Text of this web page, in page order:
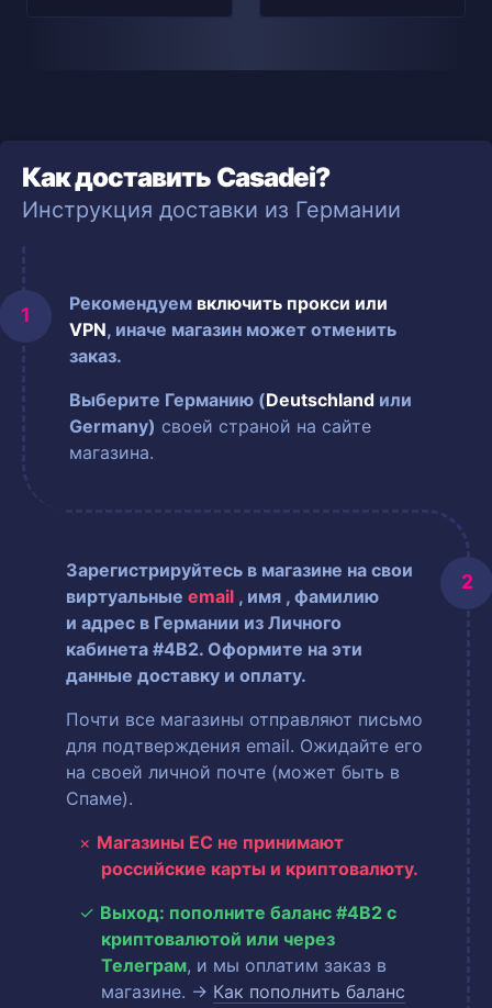
Как доставить Casadei?
Инструкция доставки из Германии
Рекомендуем включить прокси или
VPN, иначе магазин может отменить
заказ.
Выберите Германию (Deutschland или
Germany) своей страной на сайте
магазина.
Зарегистрируйтесь в магазине на свои
виртуальные email , имя , фамилию
и адрес в Германии из Личного
кабинета #4B2. Оформите на эти
данные доставку и оплату.
Почти все магазины отправляют письмо
для подтверждения email. Ожидайте его
на своей личной почте (может быть в
Спаме).
Магазины ЕС не принимают
российские карты и криптовалюту.
Выход: пополните баланс #4B2 с
криптовалютой или через
Телеграм, и мы оплатим заказ в
магазине. → Как пополнить баланс